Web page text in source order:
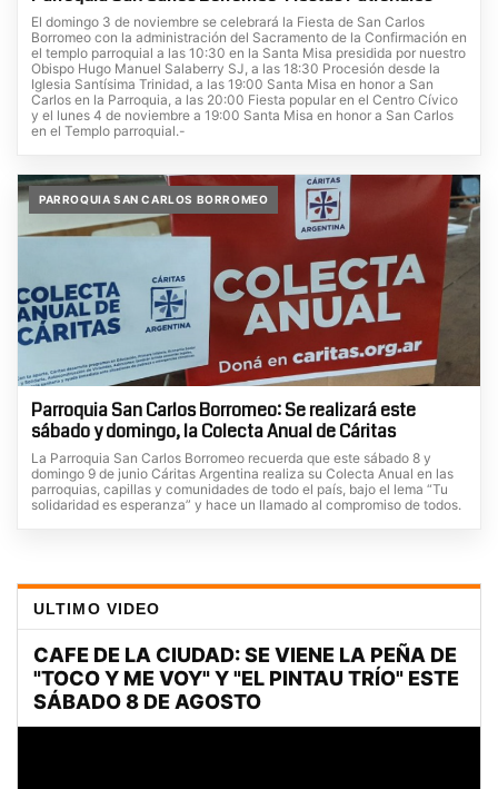
El domingo 3 de noviembre se celebrará la Fiesta de San Carlos
Borromeo con la administración del Sacramento de la Confirmación en
el templo parroquial a las 10:30 en la Santa Misa presidida por nuestro
Obispo Hugo Manuel Salaberry SJ, a las 18:30 Procesión desde la
Iglesia Santísima Trinidad, a las 19:00 Santa Misa en honor a San
Carlos en la Parroquia, a las 20:00 Fiesta popular en el Centro Cívico
y el lunes 4 de noviembre a 19:00 Santa Misa en honor a San Carlos
en el Templo parroquial.-
PARROQUIA SAN CARLOS BORROMEO
Parroquia San Carlos Borromeo: Se realizará este
sábado y domingo, la Colecta Anual de Cáritas
La Parroquia San Carlos Borromeo recuerda que este sábado 8 y
domingo 9 de junio Cáritas Argentina realiza su Colecta Anual en las
parroquias, capillas y comunidades de todo el país, bajo el lema “Tu
solidaridad es esperanza” y hace un llamado al compromiso de todos.
ULTIMO VIDEO